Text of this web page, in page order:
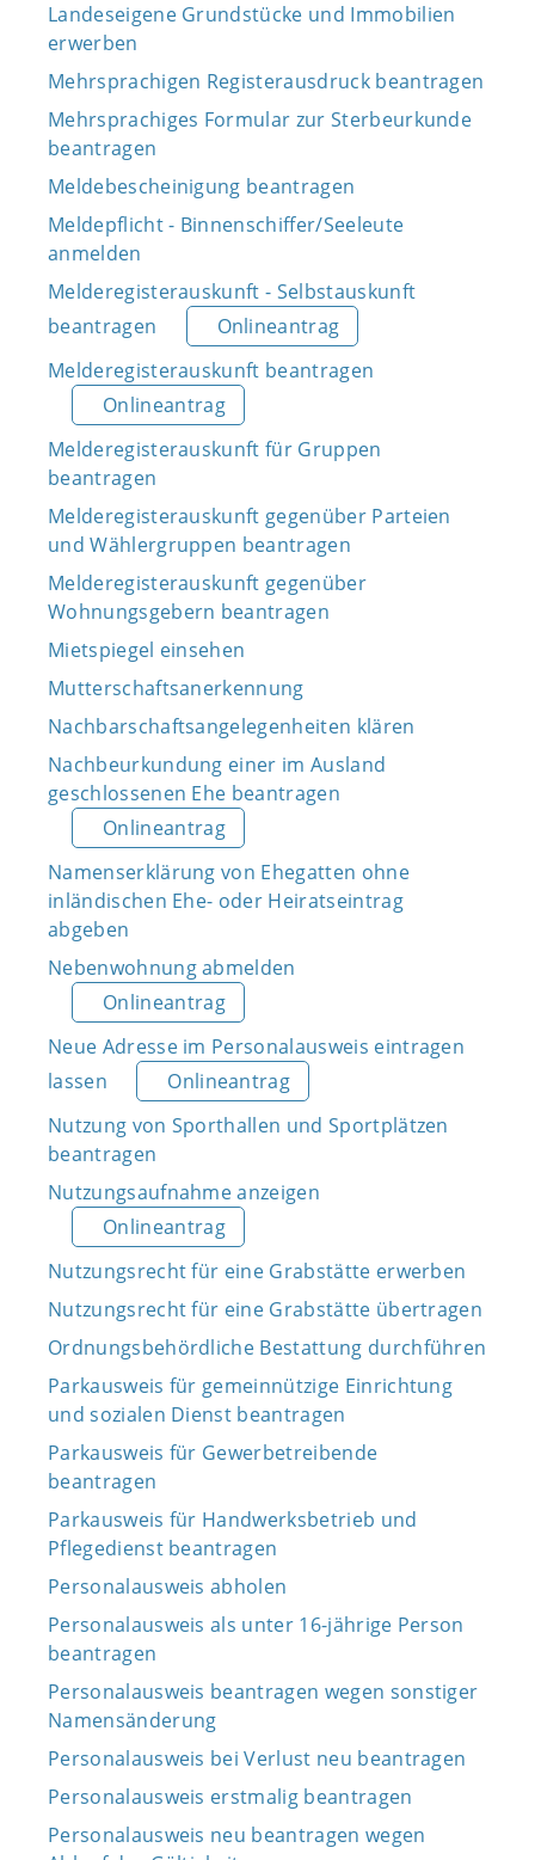
Landeseigene Grundstücke und Immobilien
erwerben
Mehrsprachigen Registerausdruck beantragen
Mehrsprachiges Formular zur Sterbeurkunde
beantragen
Meldebescheinigung beantragen
Meldepflicht - Binnenschiffer/Seeleute
anmelden
Melderegisterauskunft - Selbstauskunft
beantragen
Onlineantrag
Melderegisterauskunft beantragen
Onlineantrag
Melderegisterauskunft für Gruppen
beantragen
Melderegisterauskunft gegenüber Parteien
und Wählergruppen beantragen
Melderegisterauskunft gegenüber
Wohnungsgebern beantragen
Mietspiegel einsehen
Mutterschaftsanerkennung
Nachbarschaftsangelegenheiten klären
Nachbeurkundung einer im Ausland
geschlossenen Ehe beantragen
Onlineantrag
Namenserklärung von Ehegatten ohne
inländischen Ehe- oder Heiratseintrag
abgeben
Nebenwohnung abmelden
Onlineantrag
Neue Adresse im Personalausweis eintragen
lassen
Onlineantrag
Nutzung von Sporthallen und Sportplätzen
beantragen
Nutzungsaufnahme anzeigen
Onlineantrag
Nutzungsrecht für eine Grabstätte erwerben
Nutzungsrecht für eine Grabstätte übertragen
Ordnungsbehördliche Bestattung durchführen
Parkausweis für gemeinnützige Einrichtung
und sozialen Dienst beantragen
Parkausweis für Gewerbetreibende
beantragen
Parkausweis für Handwerksbetrieb und
Pflegedienst beantragen
Personalausweis abholen
Personalausweis als unter 16-jährige Person
beantragen
Personalausweis beantragen wegen sonstiger
Namensänderung
Personalausweis bei Verlust neu beantragen
Personalausweis erstmalig beantragen
Personalausweis neu beantragen wegen